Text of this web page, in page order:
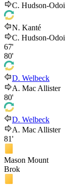
C. Hudson-Odoi
N. Kanté
C. Hudson-Odoi
67'
80'
D. Welbeck
A. Mac Allister
80'
D. Welbeck
A. Mac Allister
81'
Mason Mount
Brok